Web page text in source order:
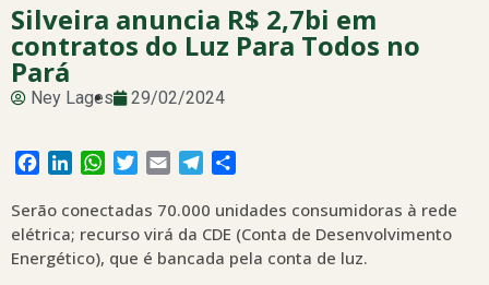
Silveira anuncia R$ 2,7bi em
contratos do Luz Para Todos no
Pará
Ney Lages 29/02/2024
Facebook
LinkedInWhatsApp
Twitter
Email Telegram
Serão conectadas 70.000 unidades consumidoras à rede
elétrica; recurso virá da CDE (Conta de Desenvolvimento
Energético), que é bancada pela conta de luz.